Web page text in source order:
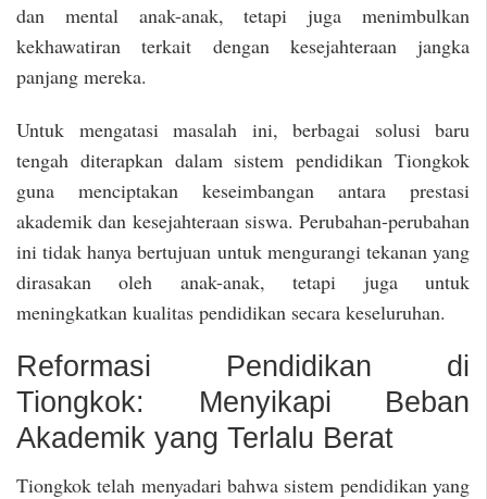
dan mental anak-anak, tetapi juga menimbulkan
kekhawatiran terkait dengan kesejahteraan jangka
panjang mereka.
Untuk mengatasi masalah ini, berbagai solusi baru
tengah diterapkan dalam sistem pendidikan Tiongkok
guna menciptakan keseimbangan antara prestasi
akademik dan kesejahteraan siswa. Perubahan-perubahan
ini tidak hanya bertujuan untuk mengurangi tekanan yang
dirasakan oleh anak-anak, tetapi juga untuk
meningkatkan kualitas pendidikan secara keseluruhan.
Reformasi Pendidikan di
Tiongkok: Menyikapi Beban
Akademik yang Terlalu Berat
Tiongkok telah menyadari bahwa sistem pendidikan yang